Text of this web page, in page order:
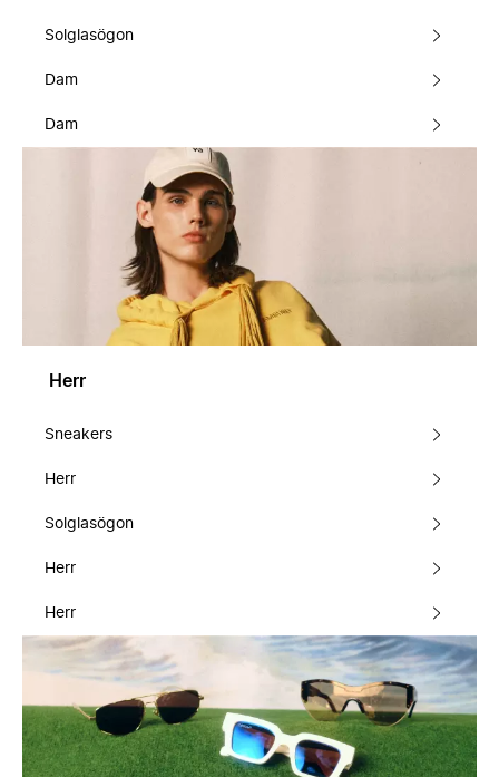
Solglasögon
Dam
Dam
Herr
Sneakers
Herr
Solglasögon
Herr
Herr